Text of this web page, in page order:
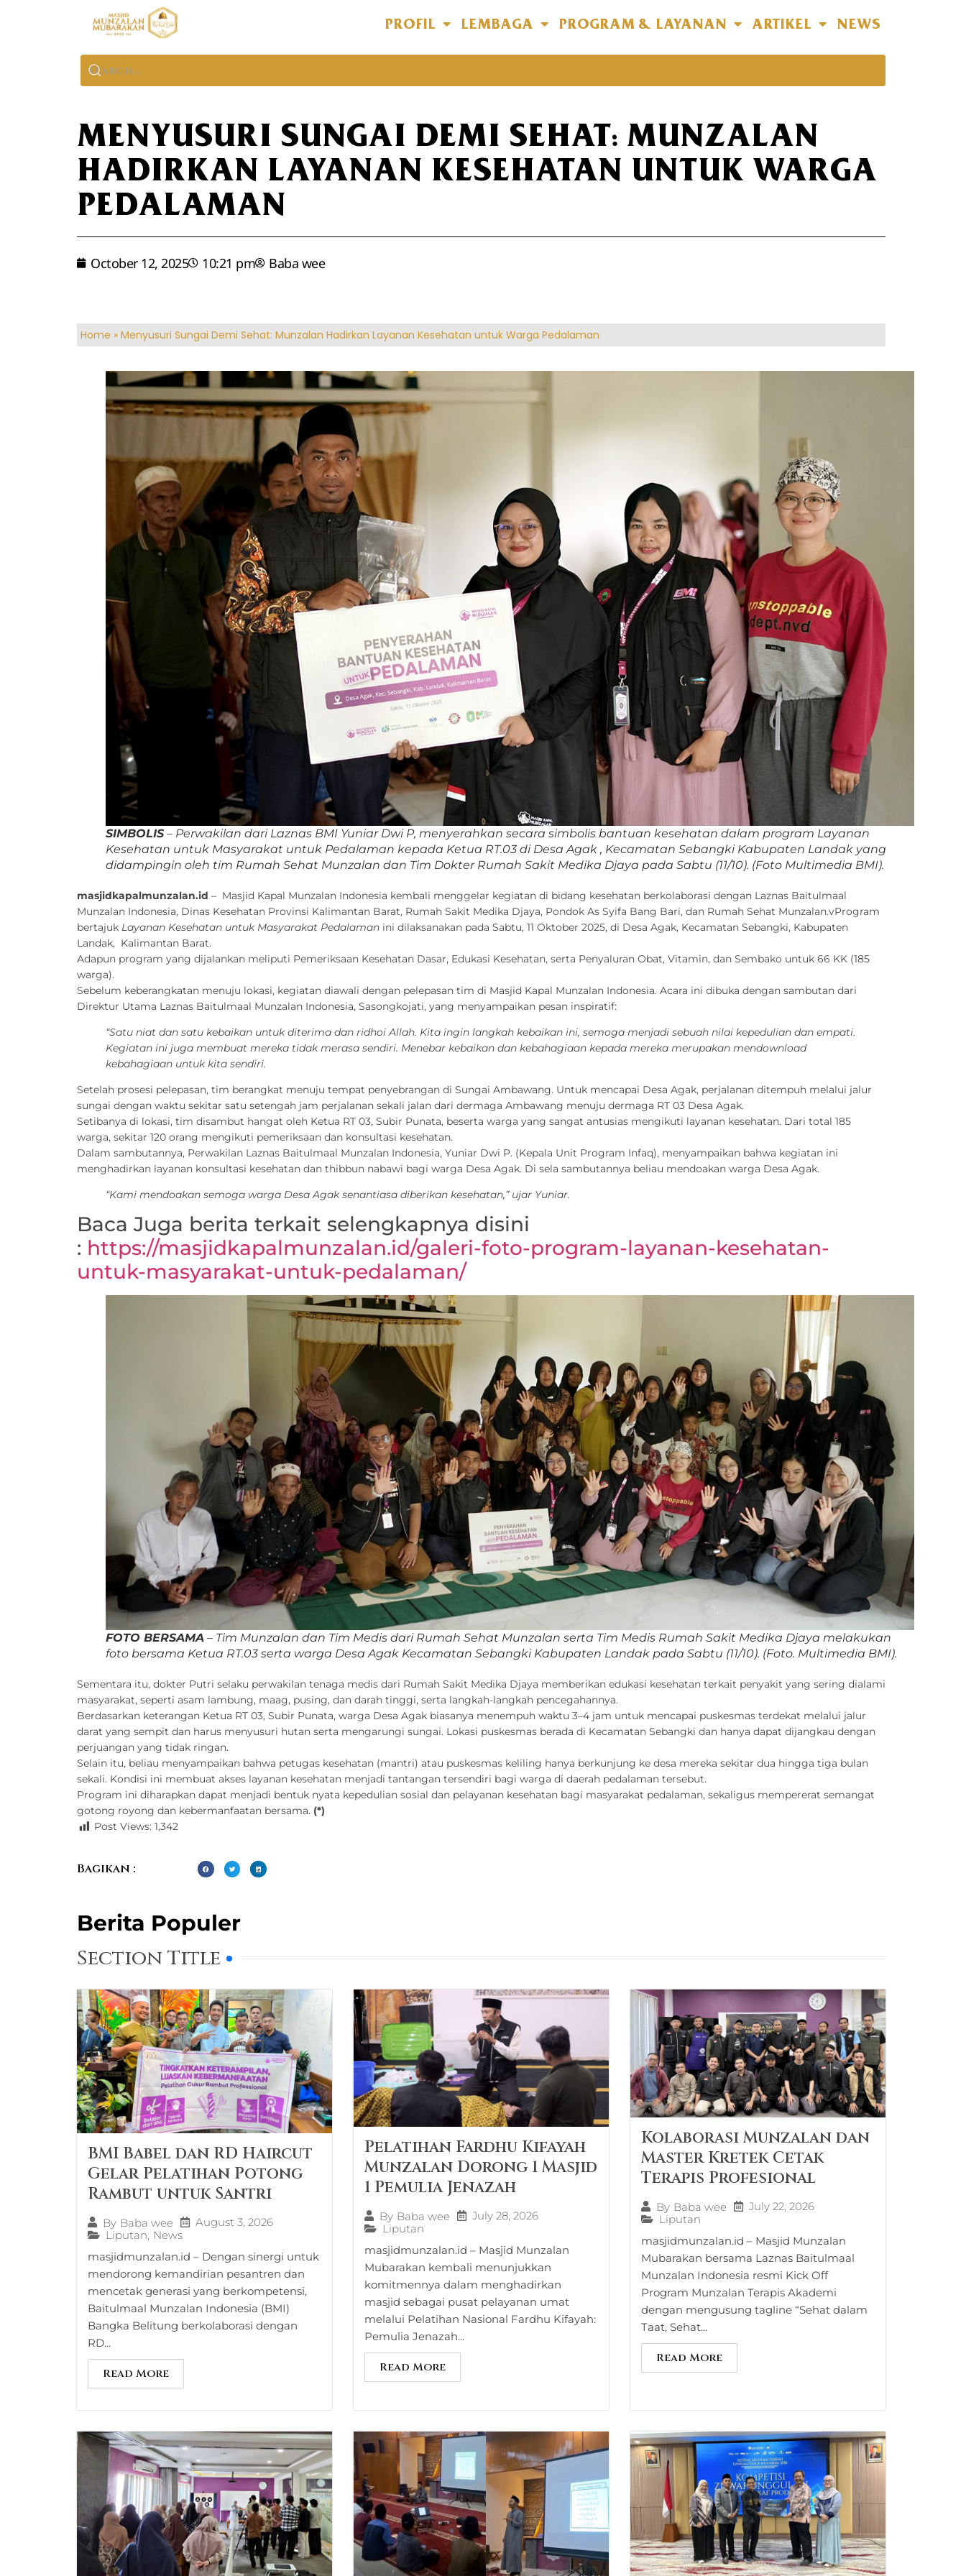
PROFIL LEMBAGA PROGRAM & LAYANAN ARTIKEL NEWS
MENYUSURI SUNGAI DEMI SEHAT: MUNZALAN
HADIRKAN LAYANAN KESEHATAN UNTUK WARGA
PEDALAMAN
October 12, 2025 10:21 pm Baba wee
Home » Menyusuri Sungai Demi Sehat: Munzalan Hadirkan Layanan Kesehatan untuk Warga Pedalaman
SIMBOLIS– Perwakilan dari Laznas BMI Yuniar Dwi P, menyerahkan secara simbolis bantuan kesehatan dalam program Layanan
Kesehatan untuk Masyarakat untuk Pedalaman kepada Ketua RT.03 di Desa Agak , Kecamatan Sebangki Kabupaten Landak yang
didampingin oleh tim Rumah Sehat Munzalan dan Tim Dokter Rumah Sakit Medika Djaya pada Sabtu (11/10). (Foto Multimedia BMI).
masjidkapalmunzalan.id – Masjid Kapal Munzalan Indonesia kembali menggelar kegiatan di bidang kesehatan berkolaborasi dengan Laznas Baitulmaal
Munzalan Indonesia, Dinas Kesehatan Provinsi Kalimantan Barat, Rumah Sakit Medika Djaya, Pondok As Syifa Bang Bari, dan Rumah Sehat Munzalan.vProgram
bertajuk Layanan Kesehatan untuk Masyarakat Pedalaman ini dilaksanakan pada Sabtu, 11 Oktober 2025, di Desa Agak, Kecamatan Sebangki, Kabupaten
Landak, Kalimantan Barat.
Adapun program yang dijalankan meliputi Pemeriksaan Kesehatan Dasar, Edukasi Kesehatan, serta Penyaluran Obat, Vitamin, dan Sembako untuk 66 KK (185
warga).
Sebelum keberangkatan menuju lokasi, kegiatan diawali dengan pelepasan tim di Masjid Kapal Munzalan Indonesia. Acara ini dibuka dengan sambutan dari
Direktur Utama Laznas Baitulmaal Munzalan Indonesia, Sasongkojati, yang menyampaikan pesan inspiratif:
“Satu niat dan satu kebaikan untuk diterima dan ridhoi Allah. Kita ingin langkah kebaikan ini, semoga menjadi sebuah nilai kepedulian dan empati.
Kegiatan ini juga membuat mereka tidak merasa sendiri. Menebar kebaikan dan kebahagiaan kepada mereka merupakan mendownload
kebahagiaan untuk kita sendiri.
Setelah prosesi pelepasan, tim berangkat menuju tempat penyebrangan di Sungai Ambawang. Untuk mencapai Desa Agak, perjalanan ditempuh melalui jalur
sungai dengan waktu sekitar satu setengah jam perjalanan sekali jalan dari dermaga Ambawang menuju dermaga RT 03 Desa Agak.
Setibanya di lokasi, tim disambut hangat oleh Ketua RT 03, Subir Punata, beserta warga yang sangat antusias mengikuti layanan kesehatan. Dari total 185
warga, sekitar 120 orang mengikuti pemeriksaan dan konsultasi kesehatan.
Dalam sambutannya, Perwakilan Laznas Baitulmaal Munzalan Indonesia, Yuniar Dwi P. (Kepala Unit Program Infaq), menyampaikan bahwa kegiatan ini
menghadirkan layanan konsultasi kesehatan dan thibbun nabawi bagi warga Desa Agak. Di sela sambutannya beliau mendoakan warga Desa Agak.
“Kami mendoakan semoga warga Desa Agak senantiasa diberikan kesehatan,” ujar Yuniar.
Baca Juga berita terkait selengkapnya disini
: https://masjidkapalmunzalan.id/galeri-foto-program-layanan-kesehatan-
untuk-masyarakat-untuk-pedalaman/
FOTO BERSAMA – Tim Munzalan dan Tim Medis dari Rumah Sehat Munzalan serta Tim Medis Rumah Sakit Medika Djaya melakukan
foto bersama Ketua RT.03 serta warga Desa Agak Kecamatan Sebangki Kabupaten Landak pada Sabtu (11/10). (Foto. Multimedia BMI).
Sementara itu, dokter Putri selaku perwakilan tenaga medis dari Rumah Sakit Medika Djaya memberikan edukasi kesehatan terkait penyakit yang sering dialami
masyarakat, seperti asam lambung, maag, pusing, dan darah tinggi, serta langkah-langkah pencegahannya.
Berdasarkan keterangan Ketua RT 03, Subir Punata, warga Desa Agak biasanya menempuh waktu 3–4 jam untuk mencapai puskesmas terdekat melalui jalur
darat yang sempit dan harus menyusuri hutan serta mengarungi sungai. Lokasi puskesmas berada di Kecamatan Sebangki dan hanya dapat dijangkau dengan
perjuangan yang tidak ringan.
Selain itu, beliau menyampaikan bahwa petugas kesehatan (mantri) atau puskesmas keliling hanya berkunjung ke desa mereka sekitar dua hingga tiga bulan
sekali. Kondisi ini membuat akses layanan kesehatan menjadi tantangan tersendiri bagi warga di daerah pedalaman tersebut.
Program ini diharapkan dapat menjadi bentuk nyata kepedulian sosial dan pelayanan kesehatan bagi masyarakat pedalaman, sekaligus mempererat semangat
gotong royong dan kebermanfaatan bersama. (*)
Post Views: 1,342
Bagikan :
Berita Populer
Section Title
BMI Babel dan RD Haircut
Gelar Pelatihan Potong
Rambut untuk Santri
By Baba wee
August 3, 2026
Liputan, News
masjidmunzalan.id – Dengan sinergi untuk
mendorong kemandirian pesantren dan
mencetak generasi yang berkompetensi,
Baitulmaal Munzalan Indonesia (BMI)
Bangka Belitung berkolaborasi dengan
RD...
Read More
Pelatihan Fardhu Kifayah
Munzalan Dorong 1 Masjid
1 Pemulia Jenazah
By Baba wee
July 28, 2026
Liputan
masjidmunzalan.id – Masjid Munzalan
Mubarakan kembali menunjukkan
komitmennya dalam menghadirkan
masjid sebagai pusat pelayanan umat
melalui Pelatihan Nasional Fardhu Kifayah:
Pemulia Jenazah...
Read More
Kolaborasi Munzalan dan
Master Kretek Cetak
Terapis Profesional
By Baba wee
July 22, 2026
Liputan
masjidmunzalan.id – Masjid Munzalan
Mubarakan bersama Laznas Baitulmaal
Munzalan Indonesia resmi Kick Off
Program Munzalan Terapis Akademi
dengan mengusung tagline “Sehat dalam
Taat, Sehat...
Read More